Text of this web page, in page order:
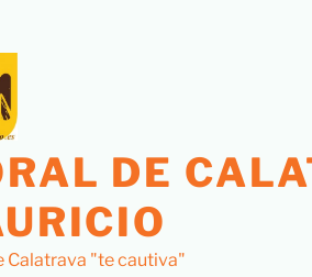
DE
Calatrava "te cautiva"